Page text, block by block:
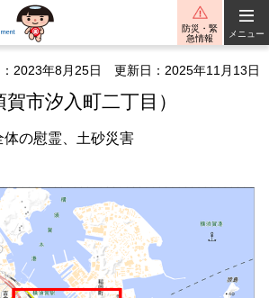
防災・緊
急情報
メニュー
2023年8月25日 更新日：2025年11月13日
市汐入町二丁目）
の慰霊、土砂災害